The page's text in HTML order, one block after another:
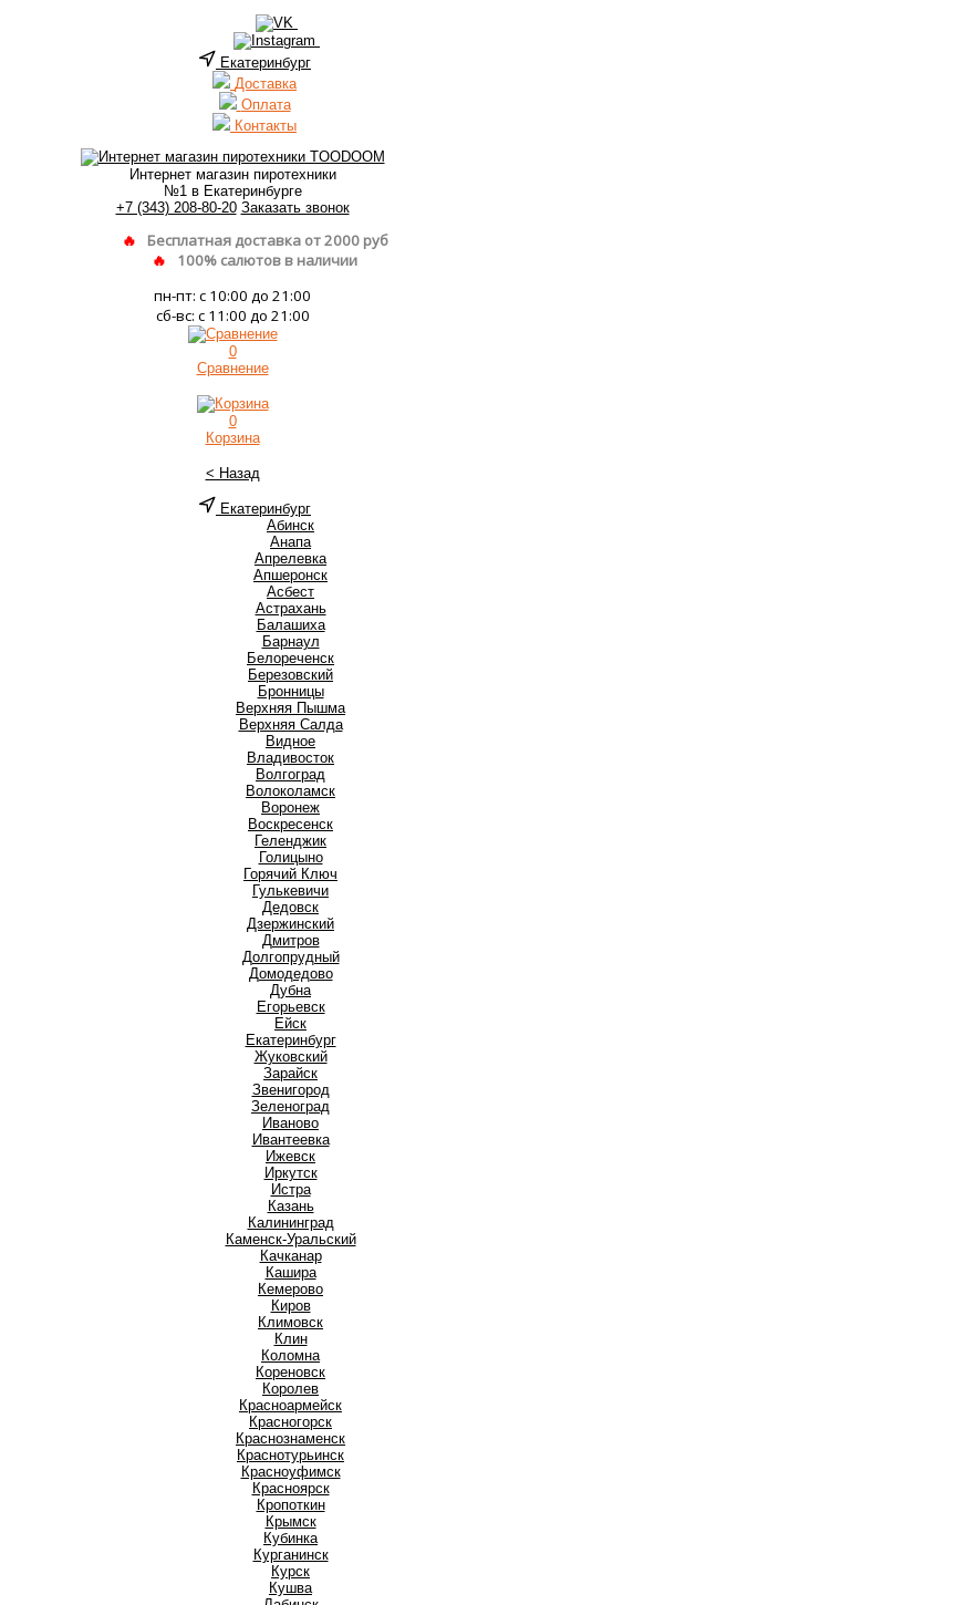
Екатеринбург
Доставка
Оплата
Контакты
Интернет магазин пиротехники
№1 в Екатеринбурге
+7 (343) 208-80-20 Заказать звонок
Бесплатная доставка от 2000 руб
100% салютов в наличии
пн-пт: с 10:00 до 21:00
сб-вс: с 11:00 до 21:00
0
Сравнение
0
Корзина
< Назад
Екатеринбург
Абинск
Анапа
Апрелевка
Апшеронск
Асбест
Астрахань
Балашиха
Барнаул
Белореченск
Березовский
Бронницы
Верхняя Пышма
Верхняя Салда
Видное
Владивосток
Волгоград
Волоколамск
Воронеж
Воскресенск
Геленджик
Голицыно
Горячий Ключ
Гулькевичи
Дедовск
Дзержинский
Дмитров
Долгопрудный
Домодедово
Дубна
Егорьевск
Ейск
Екатеринбург
Жуковский
Зарайск
Звенигород
Зеленоград
Иваново
Ивантеевка
Ижевск
Иркутск
Истра
Казань
Калининград
Каменск-Уральский
Качканар
Кашира
Кемерово
Киров
Климовск
Клин
Коломна
Кореновск
Королев
Красноармейск
Красногорск
Краснознаменск
Краснотурьинск
Красноуфимск
Красноярск
Кропоткин
Крымск
Кубинка
Курганинск
Курск
Кушва